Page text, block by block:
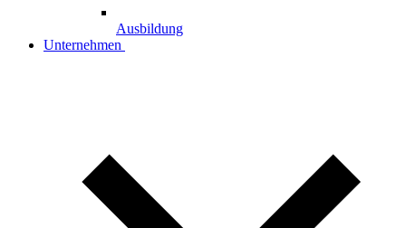
Ausbildung
Unternehmen